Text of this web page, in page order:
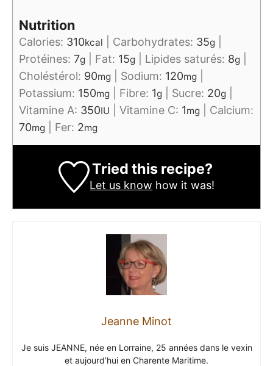
Nutrition
Calories: 310kcal Carbohydrates: 35g
Protéines: 7g Fat: 15g Lipides saturés: 8g
Choléstérol: 90mg Sodium: 120mg
Potassium: 150mg Fibre: 1g Sucre: 20g
Vitamine A: 350IU Vitamine C: 1mg
Calcium:
70mg Fer: 2mg
Tried this recipe?
Let us know how it was!
Jeanne Minot
Je suis JEANNE, née en Lorraine, 25 années dans le vexin
et aujourd’hui en Charente Maritime.